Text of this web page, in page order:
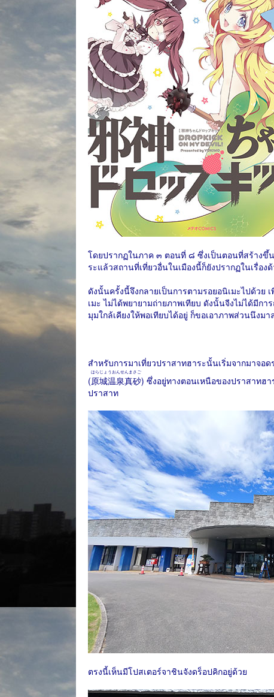
โดยปรากฏในภาค ๓​ ตอนที่ ๘ ซึ่งเป็นตอนที่สร้างขึ้
ระแล้วสถานที่เที่ยวอื่นในเมืองนี้ก็ยังปรากฏในเรื่อง
ดังนั้นครั้งนี้จึงกลายเป็นการตามรอยอนิเมะไปด้วย
เมะ ไม่ได้พยายามถ่ายภาพเทียบ ดังนั้นจีงไม่ได้มีก
มุมใกล้เคียงให้พอเทียบได้อยู่ ก็ขอเอาภาพส่วนนึงมา
สำหรับการมาเที่ยวปราสาทฮาระนั้นเริ่มจากมาจอ
(原城温泉真砂
はらじょうおんせんまさご
) ซึ่งอยู่ทางตอนเหนือของปราสาทฮ
ปราสาท
ตรงนี้เห็นมีโปสเตอร์จาชินจังดร็อปคิกอยู่ด้วย